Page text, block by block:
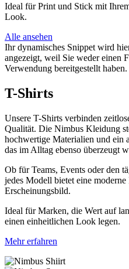
Ideal für Print und Stick mit
Look.
Alle ansehen
Ihr dynamisches Snippet wird
angezeigt, weil Sie weder einen
Verwendung bereitgestellt haben.
T-Shirts
Unsere T-Shirts verbinden
Qualität. Die Nimbus Kleidung
hochwertige Materialien und ein
das im Alltag ebenso überzeugt
Ob für Teams, Events oder den
jedes Modell bietet eine
Erscheinungsbild.
Ideal für Marken, die Wert auf
einen einheitlichen Look legen.
Mehr erfahren